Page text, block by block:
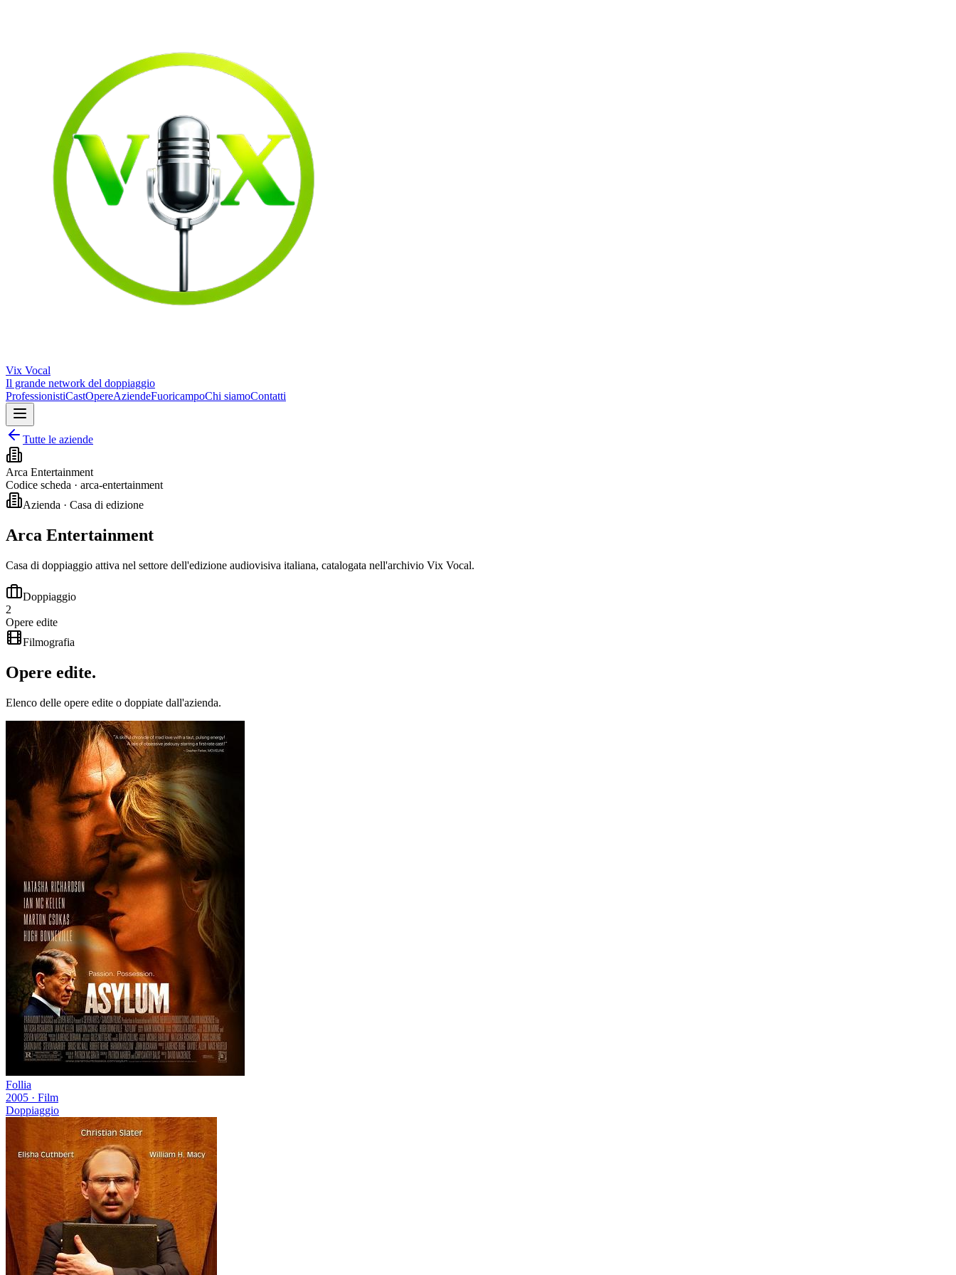
Vix Vocal
Il grande network del doppiaggio
ProfessionistiCastOpereAziendeFuoricampoChi siamoContatti
Tutte le aziende
Arca Entertainment
Codice scheda · arca-entertainment
Azienda · Casa di edizione
Arca Entertainment
Casa di doppiaggio attiva nel settore dell'edizione audiovisiva italiana, catalogata nell'archivio Vix Vocal.
Doppiaggio
2
Opere edite
Filmografia
Opere edite.
Elenco delle opere edite o doppiate dall'azienda.
Follia
2005 · Film
Doppiaggio